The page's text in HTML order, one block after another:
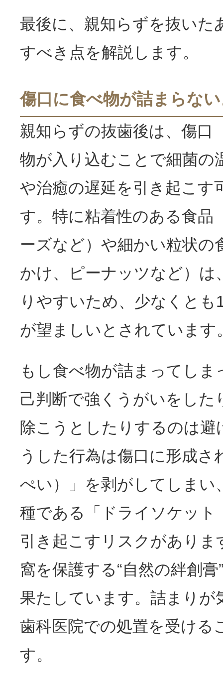
最後に、親知らずを抜いた
すべき点を解説します。
傷口に食べ物が詰まらな
親知らずの抜歯後は、傷口
物が入り込むことで細菌の
や治癒の遅延を引き起こす
す。特に粘着性のある食品
ーズなど）や細かい粒状の
かけ、ピーナッツなど）は
りやすいため、少なくとも
が望ましいとされています
もし食べ物が詰まってしま
己判断で強くうがいをした
除こうとしたりするのは避
うした行為は傷口に形成さ
ぺい）」を剥がしてしまい
種である「ドライソケット
引き起こすリスクがありま
窩を保護する“自然の絆創
果たしています。詰まりが
歯科医院での処置を受ける
す。